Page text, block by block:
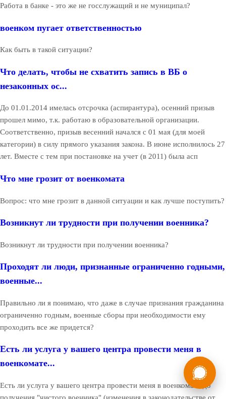
Работа в банке - это же не госслужащий и не муниципал?
военком пугает ответственностью
Как быть в такой ситуации?
Что делать, чтобы не схватить запись в ВБ о
незаконных ос...
До 01.01.2014 имелась отсрочка (аспирантура), осенний призыв
прошел мимо, т.к. работаю в образовательной организации.
Соответственно, призыв весенний начался с 01 мая (для моей
категории) в силу прямого указания закона. В июне исполнилось 27
лет. Вместе с тем при постановке на учет (в 2011) была асп
Что мне грозит от военкомата
Вопрос: что мне грозит в данной ситуации и как лучше поступить?
Возникнут ли трудности при получении военника?
Возникнут ли трудности при получении военника?
Проходят ли люди, признанные ограниченно годными,
военные...
Правильно ли я понимаю, что даже в случае признания гражданина
ограниченно годным, военные сборы при необходимости ему
проходить все же придется?
Есть ли услуга у вашего центра провести меня в
военкомате...
Есть ли услуга у вашего центра провести меня в военкомате до
получения "чистого военника" (изменения в законодательстве от
Мы в России
консультация
8 (800) 775-35-89